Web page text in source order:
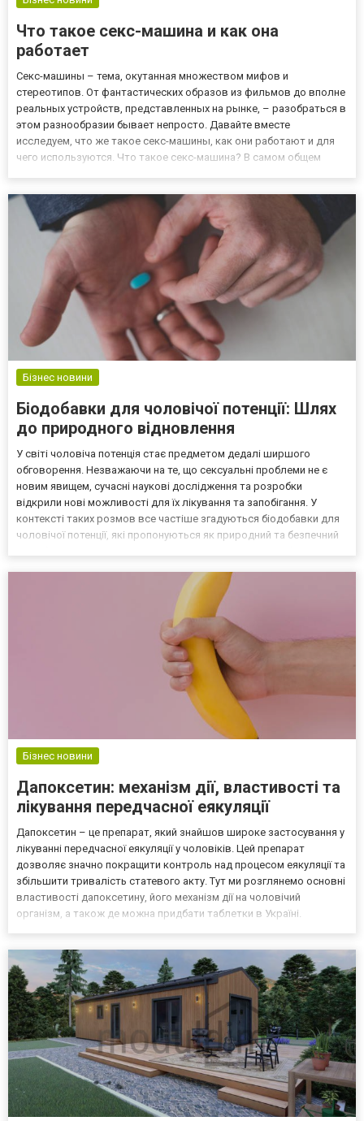
Что такое секс-машина и как она
работает
Секс-машины – тема, окутанная множеством мифов и
стереотипов. От фантастических образов из фильмов до вполне
реальных устройств, представленных на рынке, – разобраться в
этом разнообразии бывает непросто. Давайте вместе
исследуем, что же такое секс-машины, как они работают и для
чего используются. Что такое секс-машина? В самом общем
других ф...
Бізнес новини
Біодобавки для чоловічої потенції: Шлях
до природного відновлення
У світі чоловіча потенція стає предметом дедалі ширшого
обговорення. Незважаючи на те, що сексуальні проблеми не є
новим явищем, сучасні наукові дослідження та розробки
відкрили нові можливості для їх лікування та запобігання. У
контексті таких розмов все частіше згадуються біодобавки для
чоловічої потенції, які пропонуються як природний та безпечний
Бізнес новини
Дапоксетин: механізм дії, властивості та
лікування передчасної еякуляції
Дапоксетин – це препарат, який знайшов широке застосування у
лікуванні передчасної еякуляції у чоловіків. Цей препарат
дозволяє значно покращити контроль над процесом еякуляції та
збільшити тривалість статевого акту. Тут ми розглянемо основні
властивості дапоксетину, його механізм дії на чоловічий
організм, а також де можна придбати таблетки в Україні.